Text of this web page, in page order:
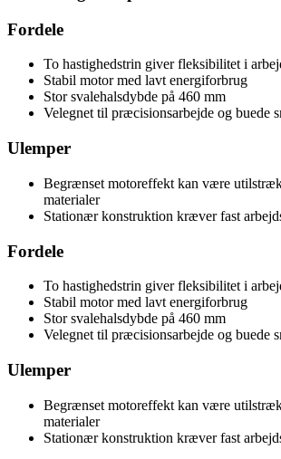
Fordele
To hastighedstrin giver fleksibilitet i
Stabil motor med lavt energiforbrug
Stor svalehalsdybde på 460 mm
Velegnet til præcisionsarbejde og buede
Ulemper
Begrænset motoreffekt kan være
materialer
Stationær konstruktion kræver fast
Fordele
To hastighedstrin giver fleksibilitet i
Stabil motor med lavt energiforbrug
Stor svalehalsdybde på 460 mm
Velegnet til præcisionsarbejde og buede
Ulemper
Begrænset motoreffekt kan være
materialer
Stationær konstruktion kræver fast